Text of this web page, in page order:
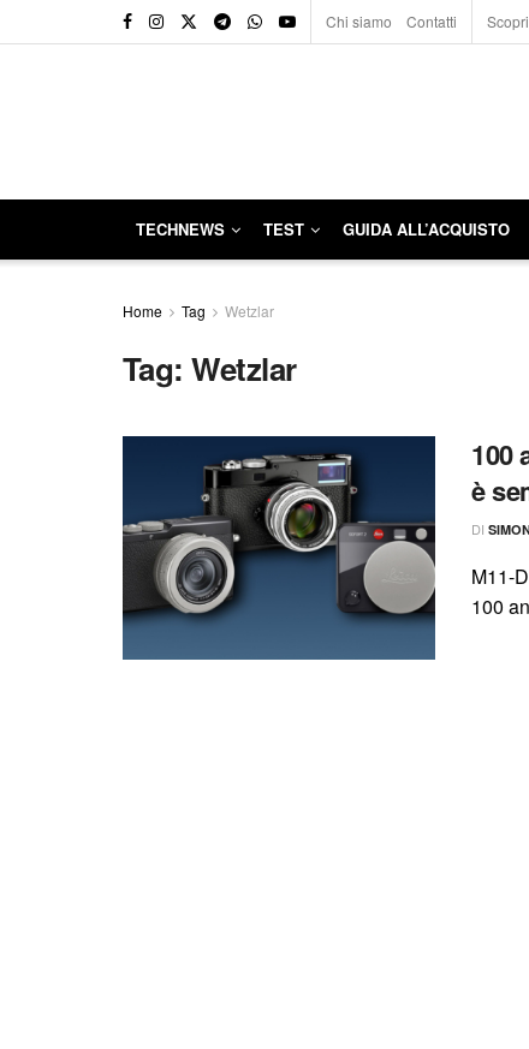
Chi siamo Contatti
TECHNEWS TEST GUIDA ALL’ACQUISTO
Home Tag Wetzlar
Tag:Wetzlar
100
è
DI
M11-
100